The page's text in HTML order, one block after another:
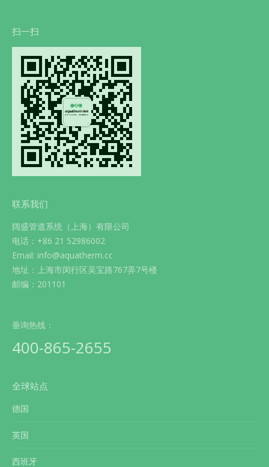
扫一扫
联系我们
阔盛管道系统（上海）有限公司
电话：+86 21 52986002
Email: info@aquatherm.cc
地址：上海市闵行区吴宝路767弄7号楼
邮编：201101
垂询热线：
400-865-2655
全球站点
德国
英国
西班牙